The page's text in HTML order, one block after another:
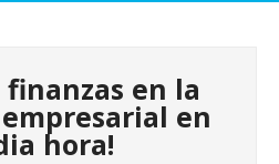
finanzas en la
en
hora!